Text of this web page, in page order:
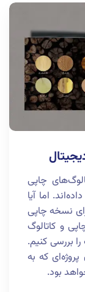
چاپی
اما آیا
نسخه چاپی
و کاتالوگ
بررسی کنیم.
که به
بود.